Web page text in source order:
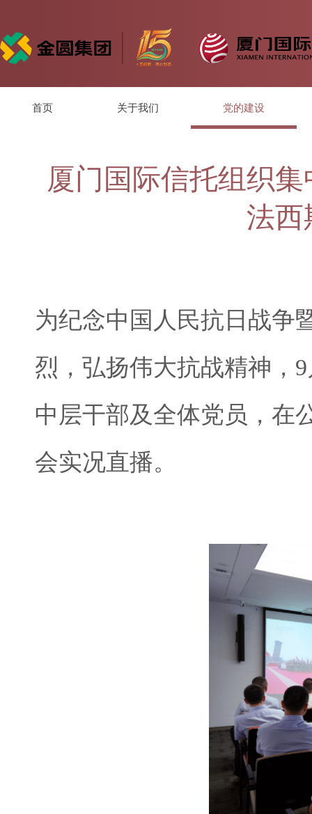
首页 关于我们 党的建设
厦门国际信托组织
法西
为纪念中国人民抗日战争
烈，弘扬伟大抗战精神，
中层干部及全体党员，在
会实况直播。